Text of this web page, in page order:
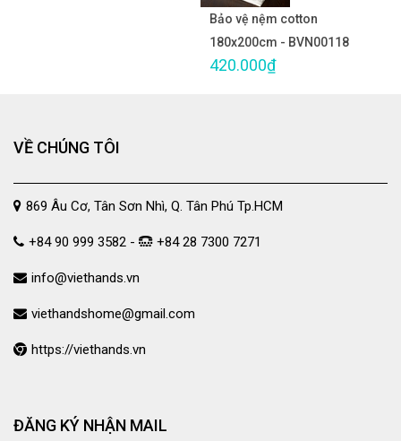
Bảo vệ nệm cotton
180x200cm - BVN00118
420.000₫
VỀ CHÚNG TÔI
869 Âu Cơ, Tân Sơn Nhì, Q. Tân Phú Tp.HCM
+84 90 999 3582 - +84 28 7300 7271
info@viethands.vn
viethandshome@gmail.com
https://viethands.vn
ĐĂNG KÝ NHẬN MAIL